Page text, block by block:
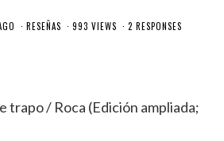
RESEÑAS 993 VIEWS 2 RESPONSES
trapo / Roca (Edición ampliada;